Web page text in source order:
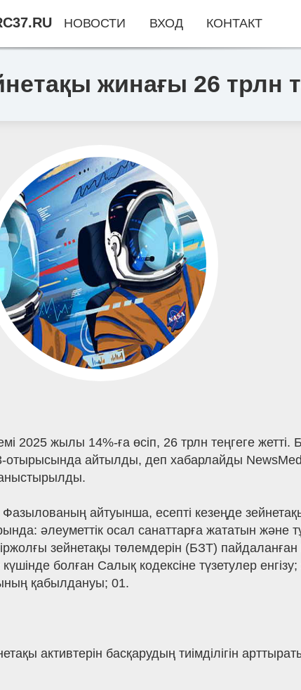
жинағы 26 трлн
2025 жылы 14%-ға өсіп, 26 трлн теңгеге
отырысында айтылды, деп хабарлайды
айтуынша, есепті кезеңде
әлеуметтік осал санаттарға жататын және
зейнетақы төлемдерін (БЗТ)
болған Салық кодексіне түзетулер
қабылдануы; 01.
активтерін басқарудың тиімділігін
НОВОСТИ ВХОД КОНТАКТ